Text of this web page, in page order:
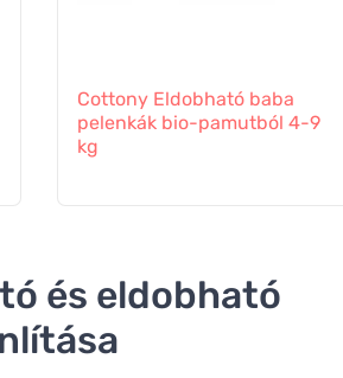
Cottony Eldobható baba
pelenkák bio-pamutból 4-9
kg
és eldobható